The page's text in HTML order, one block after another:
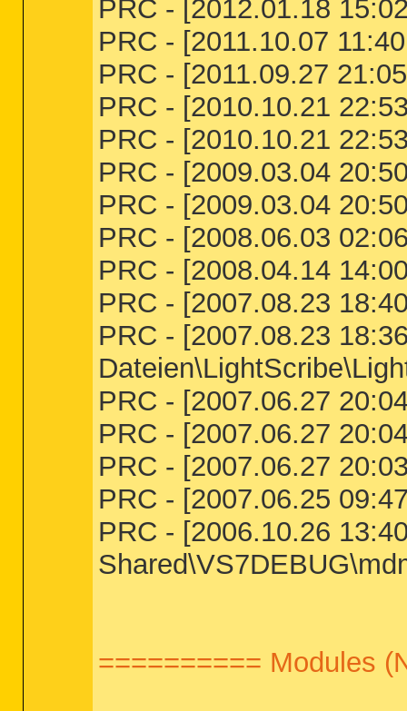
PRC - [2012.01.18
PRC - [2011.10.07
PRC - [2011.09.27
PRC - [2010.10.21
PRC - [2010.10.21
PRC - [2009.03.04
PRC - [2009.03.04
PRC - [2008.06.03
PRC - [2008.04.14
PRC - [2007.08.23
PRC - [2007.08.23
PRC - [2007.06.27
PRC - [2007.06.27
PRC - [2007.06.27
PRC - [2007.06.25
PRC - [2006.10.26
========== Modules